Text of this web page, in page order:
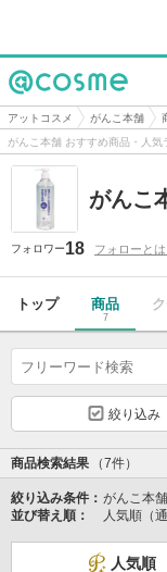
@cosme
アットコスメ がんこ本舗
がんこ本舗 おすすめ商品・人気
がんこ
フォロワー18 フォローとは
トップ 商品
7
絞り込み
商品検索結果 （7件）
絞り込み条件： がんこ本舗
並び替え順：
人気順（通
人気順